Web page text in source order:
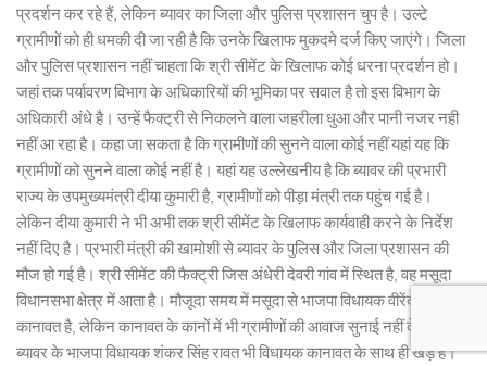
प्रदर्शन कर रहे हैं, लेकिन ब्यावर का जिला और पुलिस प्रशासन चुप है। उल्टे
ग्रामीणों को ही धमकी दी जा रही है कि उनके खिलाफ मुकदमे दर्ज किए जाएंगे। जिला
और पुलिस प्रशासन नहीं चाहता कि श्री सीमेंट के खिलाफ कोई धरना प्रदर्शन हो।
जहां तक पर्यावरण विभाग के अधिकारियों की भूमिका पर सवाल है तो इस विभाग के
अधिकारी अंधे है। उन्हें फैक्ट्री से निकलने वाला जहरीला धुआ और पानी नजर नही
नहीं आ रहा है। कहा जा सकता है कि ग्रामीणों की सुनने वाला कोई नहीं यहां यह कि
ग्रामीणों को सुनने वाला कोई नहीं है। यहां यह उल्लेखनीय है कि ब्यावर की प्रभारी
राज्य के उपमुख्यमंत्री दीया कुमारी है, ग्रामीणों को पीड़ा मंत्री तक पहुंच गई है।
लेकिन दीया कुमारी ने भी अभी तक श्री सीमेंट के खिलाफ कार्यवाही करने के निर्देश
नहीं दिए है। प्रभारी मंत्री की खामोशी से ब्यावर के पुलिस और जिला प्रशासन की
मौज हो गई है। श्री सीमेंट की फैक्ट्री जिस अंधेरी देवरी गांव में स्थित है, वह मसूदा
विधानसभा क्षेत्र में आता है। मौजूदा समय में मसूदा से भाजपा विधायक वीरेंद्र सिंह
कानावत है, लेकिन कानावत के कानों में भी ग्रामीणों की आवाज सुनाई नहीं दे रही।
ब्यावर के भाजपा विधायक शंकर सिंह रावत भी विधायक कानावत के साथ ही खड़े हे।